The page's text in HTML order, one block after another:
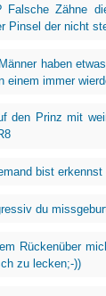
Falsche Zähne
Pinsel der nicht
haben
einem immer
den Prinz mit
bist
du
Rückenüber
zu lecken;-))